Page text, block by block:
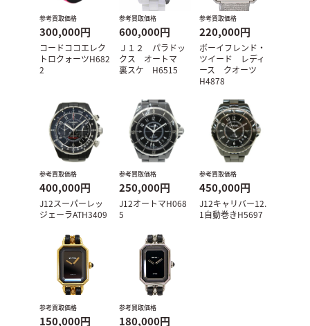
参考買取価格
300,000円
コードココエレク
トロクォーツH682
2
参考買取価格
600,000円
Ｊ１２ パラドッ
クス オートマ
裏スケ H6515
参考買取価格
220,000円
ボーイフレンド・
ツイード レディ
ース クオーツ
H4878
参考買取価格
400,000円
J12スーパーレッ
ジェーラATH3409
参考買取価格
250,000円
J12オートマH068
5
参考買取価格
450,000円
J12キャリバー12.
1自動巻きH5697
参考買取価格
150,000円
参考買取価格
180,000円